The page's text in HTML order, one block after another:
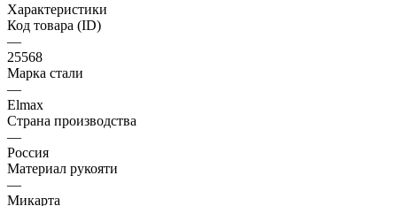
Характеристики
Код товара (ID)
—
25568
Марка стали
—
Elmax
Страна производства
—
Россия
Материал рукояти
—
Микарта